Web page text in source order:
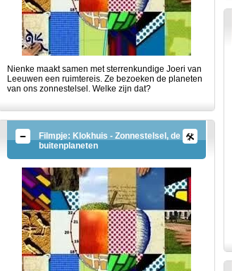
Nienke maakt samen met sterrenkundige Joeri van
Leeuwen een ruimtereis. Ze bezoeken de planeten
van ons zonnestelsel. Welke zijn dat?
Filmpje: Klokhuis - Zonnestelsel, de
buitenplaneten